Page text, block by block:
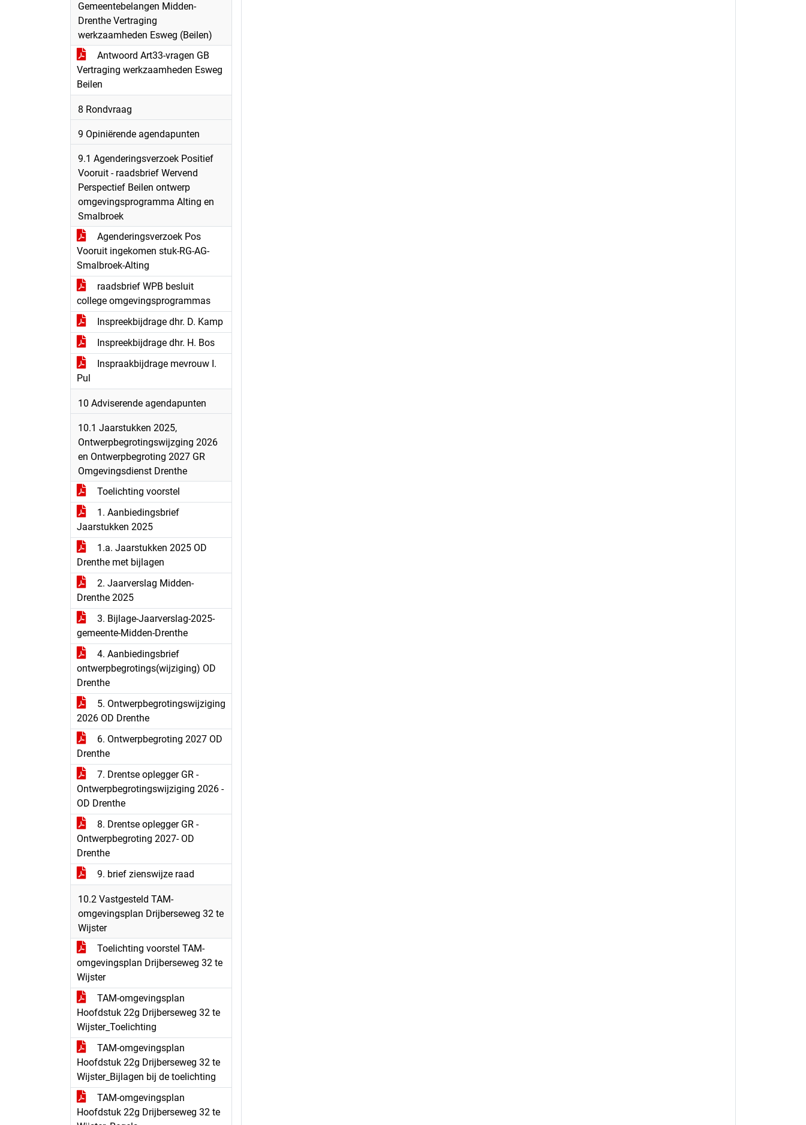
Gemeentebelangen Midden-
Drenthe Vertraging
werkzaamheden Esweg (Beilen)
Antwoord Art33-vragen GB
Vertraging werkzaamheden Esweg
Beilen
8 Rondvraag
9 Opiniërende agendapunten
9.1 Agenderingsverzoek Positief
Vooruit - raadsbrief Wervend
Perspectief Beilen ontwerp
omgevingsprogramma Alting en
Smalbroek
Agenderingsverzoek Pos
Vooruit ingekomen stuk-RG-AG-
Smalbroek-Alting
raadsbrief WPB besluit
college omgevingsprogrammas
Inspreekbijdrage dhr. D. Kamp
Inspreekbijdrage dhr. H. Bos
Inspraakbijdrage mevrouw I.
Pul
10 Adviserende agendapunten
10.1 Jaarstukken 2025,
Ontwerpbegrotingswijzging 2026
en Ontwerpbegroting 2027 GR
Omgevingsdienst Drenthe
Toelichting voorstel
1. Aanbiedingsbrief
Jaarstukken 2025
1.a. Jaarstukken 2025 OD
Drenthe met bijlagen
2. Jaarverslag Midden-
Drenthe 2025
3. Bijlage-Jaarverslag-2025-
gemeente-Midden-Drenthe
4. Aanbiedingsbrief
ontwerpbegrotings(wijziging) OD
Drenthe
5. Ontwerpbegrotingswijziging
2026 OD Drenthe
6. Ontwerpbegroting 2027 OD
Drenthe
7. Drentse oplegger GR -
Ontwerpbegrotingswijziging 2026 -
OD Drenthe
8. Drentse oplegger GR -
Ontwerpbegroting 2027- OD
Drenthe
9. brief zienswijze raad
10.2 Vastgesteld TAM-
omgevingsplan Drijberseweg 32 te
Wijster
Toelichting voorstel TAM-
omgevingsplan Drijberseweg 32 te
Wijster
TAM-omgevingsplan
Hoofdstuk 22g Drijberseweg 32 te
Wijster_Toelichting
TAM-omgevingsplan
Hoofdstuk 22g Drijberseweg 32 te
Wijster_Bijlagen bij de toelichting
TAM-omgevingsplan
Hoofdstuk 22g Drijberseweg 32 te